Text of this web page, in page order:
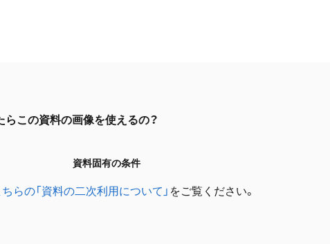
らこの資料の画像を使えるの？
資料固有の条件
ちらの「資料の二次利用について」 をご覧ください。